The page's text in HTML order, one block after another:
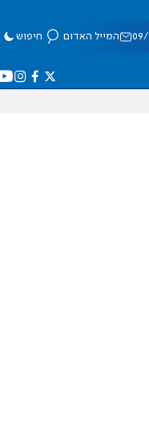
המייל האדום חיפוש